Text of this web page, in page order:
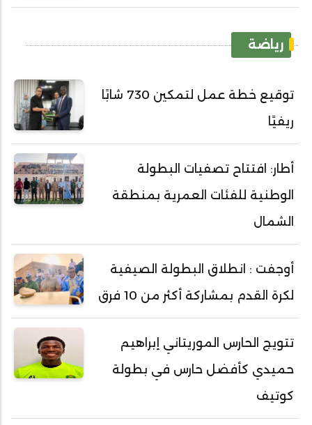
رياضة
توقيع خطة عمل لتمكين 730 شابًا
ريفيًا
أطار: افتتاح تصفيات البطولة
الوطنية للفئات العمرية بمنطقة
الشمال
أوجفت : انطلاق البطولة الصيفية
لكرة القدم بمشاركة أكثر من 10 فرق
تتويج الحارس الموريتاني إبراهيم
حميدي كأفضل حارس في بطولة
كوتيف